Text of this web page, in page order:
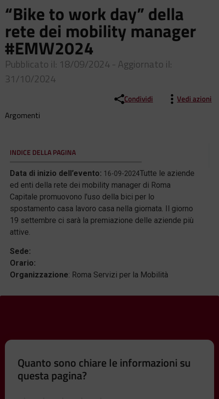
“Bike to work day” della
rete dei mobility manager
#EMW2024
Pubblicato il: 18/09/2024 - Aggiornato il:
31/10/2024
Condividi Vedi azioni
Argomenti
INDICE DELLA PAGINA
Data di inizio dell’evento: 16-09-2024Tutte le aziende
ed enti della rete dei mobility manager di Roma
Capitale promuovono l’uso della bici per lo
spostamento casa lavoro casa nella giornata. Il giorno
19 settembre ci sarà la premiazione delle aziende più
attive.
Sede:
Orario:
Organizzazione: Roma Servizi per la Mobilità
Quanto sono chiare le informazioni su
questa pagina?